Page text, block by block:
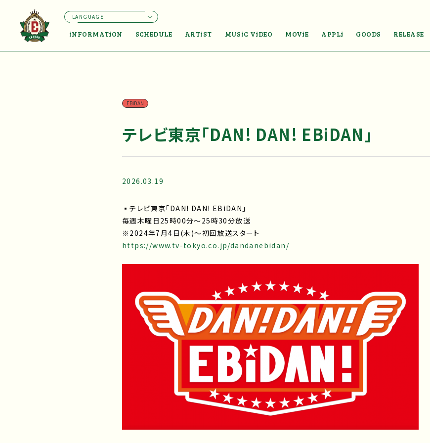
iNFORMATiON SCHEDULE ARTiST MUSiC ViDEO MOViE APPLi GOODS RELEASE
LANGUAGE
EBiDAN
テレビ東京「DAN! DAN! EBiDAN」
2026.03.19
▪テレビ東京「DAN! DAN! EBiDAN」
毎週木曜日25時00分～25時30分放送
※2024年7月4日(木)～初回放送スタート
https://www.tv-tokyo.co.jp/dandanebidan/